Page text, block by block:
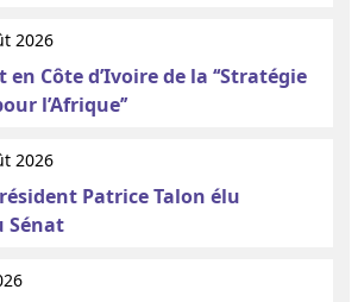
2026
Côte d’Ivoire de la ‘‘Stratégie
l’Afrique’’
2026
Patrice Talon élu
Sénat